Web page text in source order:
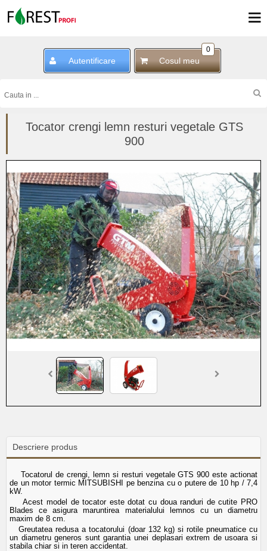
Autentificare
0
Cosul meu
Tocator crengi lemn resturi vegetale GTS
900
Descriere produs
Tocatorul de crengi, lemn si resturi vegetale GTS 900 este actionat
de un motor termic MITSUBISHI pe benzina cu o putere de 10 hp / 7,4
kW.
Acest model de tocator este dotat cu doua randuri de cutite PRO
Blades ce asigura maruntirea materialului lemnos cu un diametru
maxim de 8 cm.
Greutatea redusa a tocatorului (doar 132 kg) si rotile pneumatice cu
un diametru generos sunt garantia unei deplasari extrem de usoara si
stabila chiar si in teren accidentat.